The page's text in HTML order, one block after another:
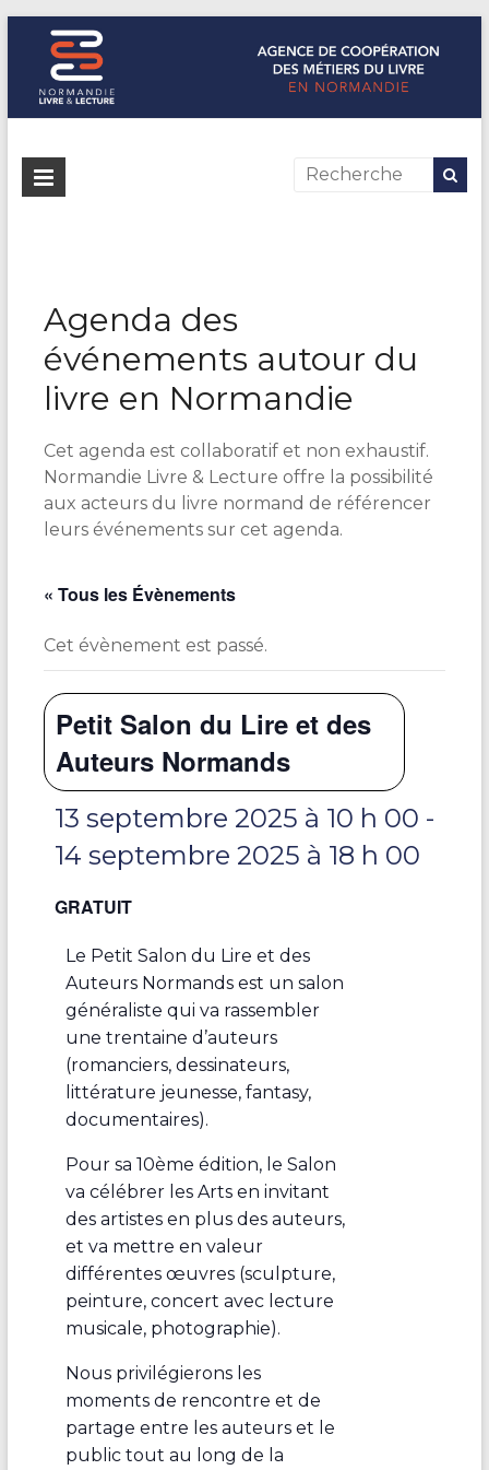
Normandie Livre & Lecture
L'agence de coopération des métiers du livre en Normandie
Agenda des
événements autour du
livre en Normandie
Cet agenda est collaboratif et non exhaustif.
Normandie Livre & Lecture offre la possibilité
aux acteurs du livre normand de référencer
leurs événements sur cet agenda.
« Tous les Évènements
Cet évènement est passé.
Petit Salon du Lire et des
Auteurs Normands
13 septembre 2025 à 10 h 00 -
14 septembre 2025 à 18 h 00
GRATUIT
Le Petit Salon du Lire et des
Auteurs Normands est un salon
généraliste qui va rassembler
une trentaine d’auteurs
(romanciers, dessinateurs,
littérature jeunesse, fantasy,
documentaires).
Pour sa 10ème édition, le Salon
va célébrer les Arts en invitant
des artistes en plus des auteurs,
et va mettre en valeur
différentes œuvres (sculpture,
peinture, concert avec lecture
musicale, photographie).
Nous privilégierons les
moments de rencontre et de
partage entre les auteurs et le
public tout au long de la